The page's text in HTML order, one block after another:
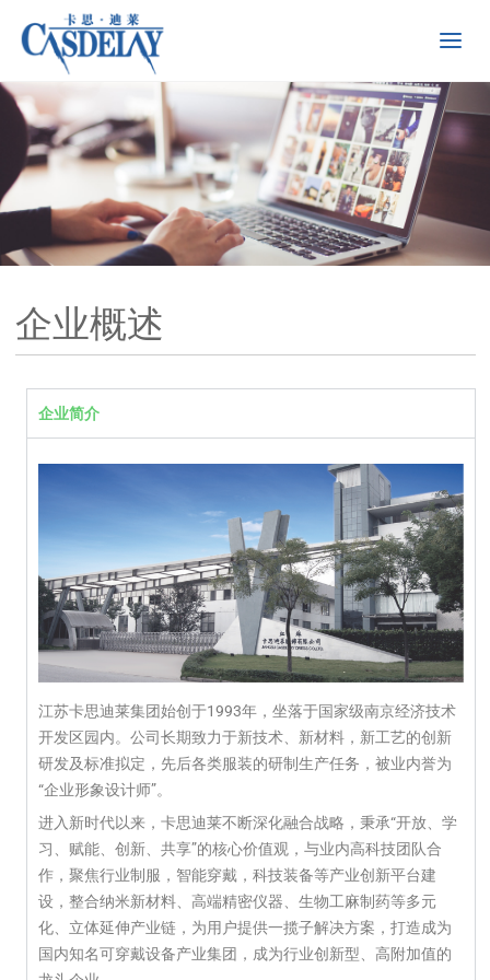
企业概述
企业简介
江苏卡思迪莱集团始创于1993年，坐落于国家级南京经济技术
开发区园内。公司长期致力于新技术、新材料，新工艺的创新
研发及标准拟定，先后各类服装的研制生产任务，被业内誉为
“企业形象设计师”。
进入新时代以来，卡思迪莱不断深化融合战略，秉承“开放、学
习、赋能、创新、共享”的核心价值观，与业内高科技团队合
作，聚焦行业制服，智能穿戴，科技装备等产业创新平台建
设，整合纳米新材料、高端精密仪器、生物工麻制药等多元
化、立体延伸产业链，为用户提供一揽子解决方案，打造成为
国内知名可穿戴设备产业集团，成为行业创新型、高附加值的